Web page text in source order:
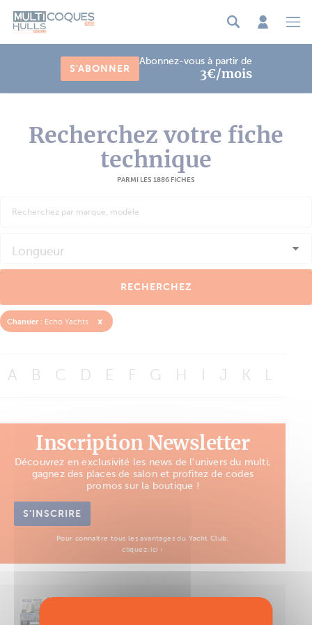
S'ABONNER
Abonnez-vous à partir de
3€/mois
Recherchez votre fiche
technique
PARMI LES 1886 FICHES
Longueur
RECHERCHEZ
Chantier : Echo Yachts x
A B C D E F G H J K L
Inscription Newsletter
Découvrez en exclusivité les news de l'univers du multi,
gagnez des places de salon et profitez de codes
promos sur la boutique !
S’INSCRIRE
Pour connaître tous les avantages du Yacht Club,
cliquez-ici ›